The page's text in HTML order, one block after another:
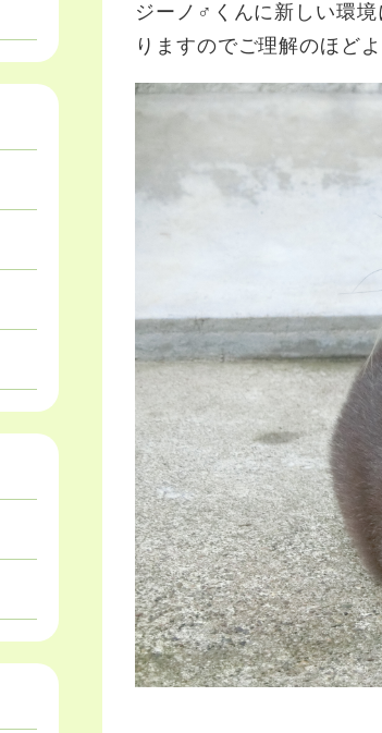
ジーノ♂くんに新しい環
りますのでご理解のほど